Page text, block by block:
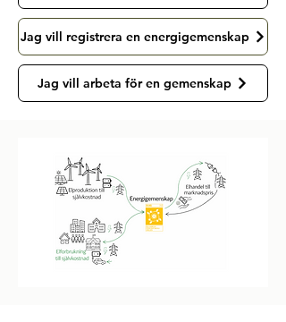
Jag vill registrera en energigemenskap
Jag vill arbeta för en gemenskap